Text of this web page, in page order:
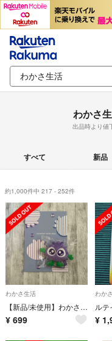
わかさ
出品時より値
すべて 新品
約1,000件中 217 - 252件
わかさ生活
【新品/未使用】わかさ生活 ブルブルくん
¥ 699
わか
¥